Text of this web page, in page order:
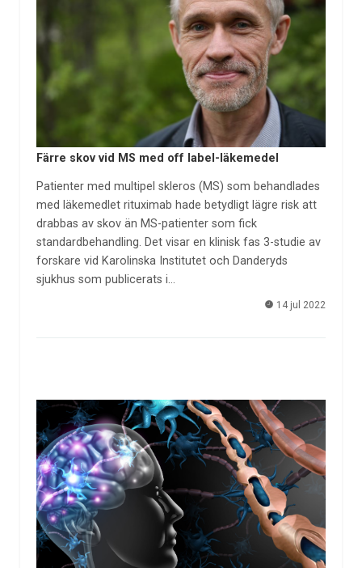
Färre skov vid MS med off label-läkemedel
Patienter med multipel skleros (MS) som behandlades
med läkemedlet rituximab hade betydligt lägre risk att
drabbas av skov än MS-patienter som fick
standardbehandling. Det visar en klinisk fas 3-studie av
forskare vid Karolinska Institutet och Danderyds
sjukhus som publicerats i…
14 jul 2022